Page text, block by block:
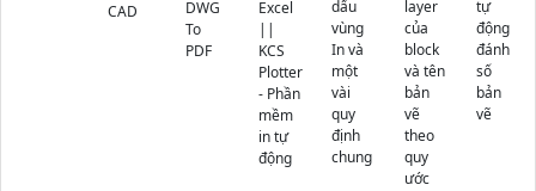
CAD
DWG
To
PDF
Excel
||
KCS
Plotter
- Phần
mềm
in tự
động
dấu
vùng
In và
một
vài
quy
định
chung
layer
của
block
và tên
bản
vẽ
theo
quy
ước
tự
động
đánh
số
bản
vẽ